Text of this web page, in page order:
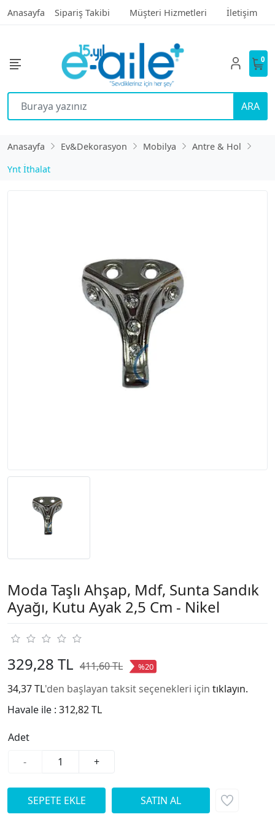
Anasayfa Sipariş Takibi Müşteri Hizmetleri İletişim
ARA
0
Anasayfa Ev&Dekorasyon Mobilya
Antre & Hol
Ynt İthalat
Moda Taşlı Ahşap, Mdf, Sunta Sandık
Ayağı, Kutu Ayak 2,5 Cm - Nikel
329,28 TL 411,60 TL %20
34,37 TL'den başlayan taksit seçenekleri için tıklayın.
Havale ile : 312,82 TL
Adet
-
+